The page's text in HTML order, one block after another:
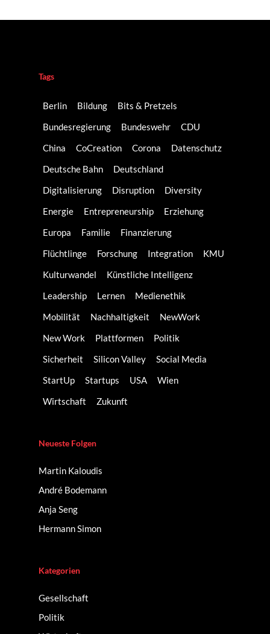
Tags
Berlin Bildung
Bits & Pretzels
Bundesregierung
Bundeswehr
CDU
China
CoCreation Corona
Datenschutz
Deutsche Bahn
Deutschland
Digitalisierung
Disruption
Diversity
Energie
Entrepreneurship
Erziehung
Europa
Familie
Finanzierung
Flüchtlinge
Forschung Integration
KMU
Kulturwandel
Künstliche Intelligenz
Leadership
Lernen
Medienethik
Mobilität
Nachhaltigkeit
NewWork
New Work
Plattformen
Politik
Sicherheit
Silicon Valley
Social Media
StartUp
Startups USA
Wien
Wirtschaft
Zukunft
Neueste Folgen
Martin Kaloudis
André Bodemann
Anja Seng
Hermann Simon
Kategorien
Gesellschaft
Politik